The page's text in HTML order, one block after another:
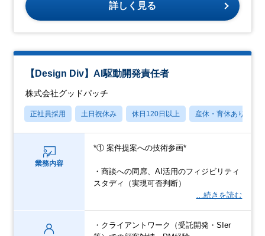
詳しく見る
【Design Div】AI駆動開発責任者
株式会社グッドパッチ
正社員採用 土日祝休み 休日120日以上 産休・育休あり
業務内容
*① 案件提案への技術参画*
・商談への同席、AI活用のフィジビリティ
スタディ（実現可否判断）
…続きを読む
・クライアントワーク（受託開発・SIer